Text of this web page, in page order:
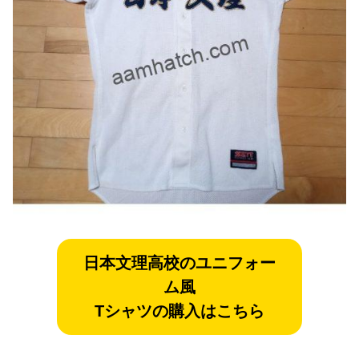
日本文理高校のユニフォー
ム風
Tシャツの購入はこちら